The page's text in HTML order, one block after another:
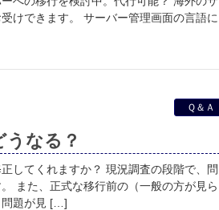
けできます。 サーバー管理画面の言語に
Ｑ＆Ａ
なる？
してくれますか？ 現況調査の段階で、問
また、正式な移行前の（一般の方が見ら
問題が見 […]